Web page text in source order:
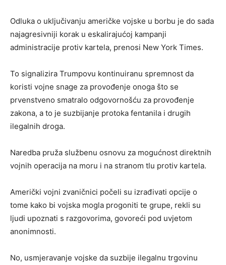
Odluka o uključivanju američke vojske u borbu je do sada
najagresivniji korak u eskalirajućoj kampanji
administracije protiv kartela, prenosi New York Times.
To signalizira Trumpovu kontinuiranu spremnost da
koristi vojne snage za provođenje onoga što se
prvenstveno smatralo odgovornošću za provođenje
zakona, a to je suzbijanje protoka fentanila i drugih
ilegalnih droga.
Naredba pruža službenu osnovu za mogućnost direktnih
vojnih operacija na moru i na stranom tlu protiv kartela.
Američki vojni zvaničnici počeli su izrađivati opcije o
tome kako bi vojska mogla progoniti te grupe, rekli su
ljudi upoznati s razgovorima, govoreći pod uvjetom
anonimnosti.
No, usmjeravanje vojske da suzbije ilegalnu trgovinu